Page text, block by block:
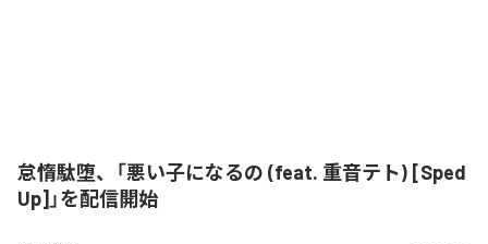
怠惰駄堕、「悪い子になるの (feat. 重音テト) [Sped
Up]」を配信開始